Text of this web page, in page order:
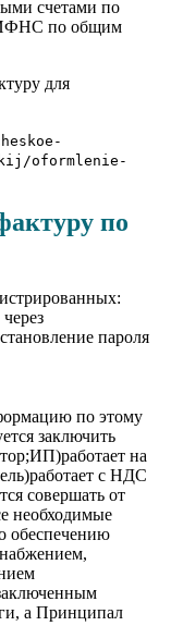
счетами по
ИФНС по общим
для
oformlenie-
по
пароля
по этому
заключить
на
с НДС
совершать от
необходимые
обеспечению
а Принципал